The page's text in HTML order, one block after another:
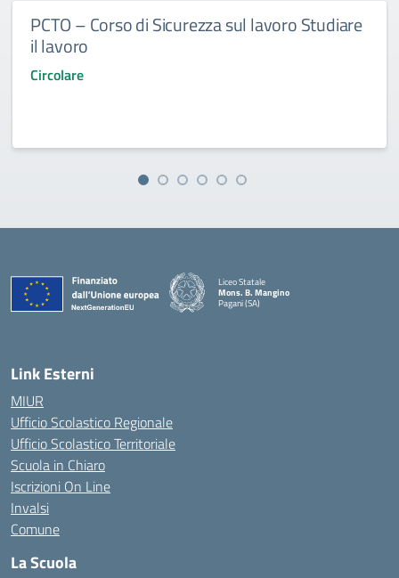
PCTO – Corso di Sicurezza sul lavoro Studiare
il lavoro
Circolare
Liceo Statale
Mons. B. Mangino
Pagani (SA)
— Visita la pagina iniziale della scuola
Link Esterni
MIUR
Ufficio Scolastico Regionale
Ufficio Scolastico Territoriale
Scuola in Chiaro
Iscrizioni On Line
Invalsi
Comune
La Scuola